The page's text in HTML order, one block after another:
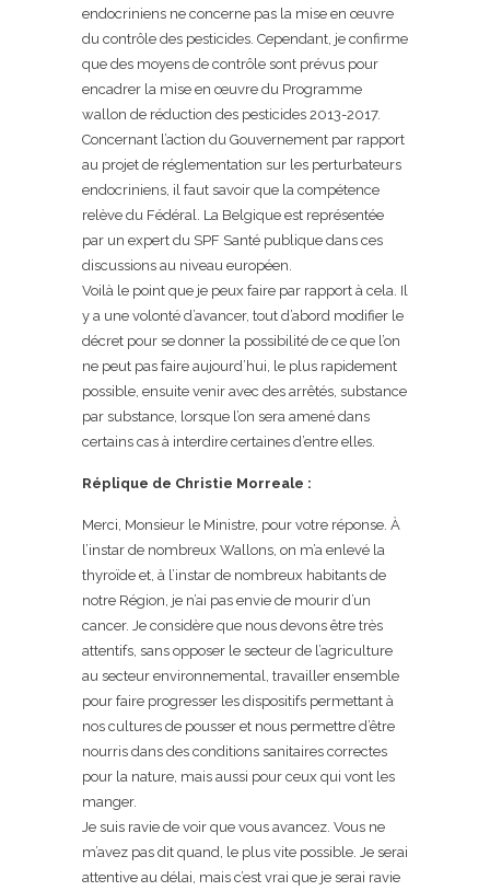
endocriniens ne concerne pas la mise en œuvre
du contrôle des pesticides. Cependant, je confirme
que des moyens de contrôle sont prévus pour
encadrer la mise en œuvre du Programme
wallon de réduction des pesticides 2013-2017.
Concernant l’action du Gouvernement par rapport
au projet de réglementation sur les perturbateurs
endocriniens, il faut savoir que la compétence
relève du Fédéral. La Belgique est représentée
par un expert du SPF Santé publique dans ces
discussions au niveau européen.
Voilà le point que je peux faire par rapport à cela. Il
y a une volonté d’avancer, tout d’abord modifier le
décret pour se donner la possibilité de ce que l’on
ne peut pas faire aujourd’hui, le plus rapidement
possible, ensuite venir avec des arrêtés, substance
par substance, lorsque l’on sera amené dans
certains cas à interdire certaines d’entre elles.
Réplique de Christie Morreale :
Merci, Monsieur le Ministre, pour votre réponse. À
l’instar de nombreux Wallons, on m’a enlevé la
thyroïde et, à l’instar de nombreux habitants de
notre Région, je n’ai pas envie de mourir d’un
cancer. Je considère que nous devons être très
attentifs, sans opposer le secteur de l’agriculture
au secteur environnemental, travailler ensemble
pour faire progresser les dispositifs permettant à
nos cultures de pousser et nous permettre d’être
nourris dans des conditions sanitaires correctes
pour la nature, mais aussi pour ceux qui vont les
manger.
Je suis ravie de voir que vous avancez. Vous ne
m’avez pas dit quand, le plus vite possible. Je serai
attentive au délai, mais c’est vrai que je serai ravie